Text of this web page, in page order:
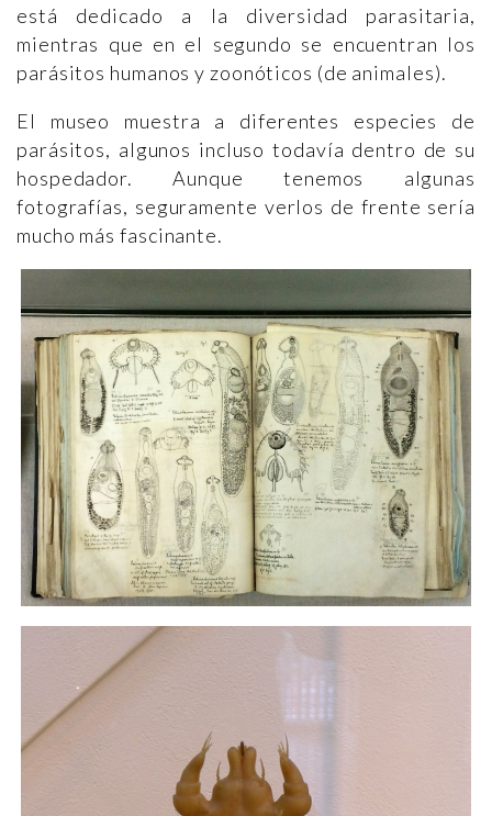
está dedicado a la diversidad parasitaria,
mientras que en el segundo se encuentran los
parásitos humanos y zoonóticos (de animales).
El museo muestra a diferentes especies de
parásitos, algunos incluso todavía dentro de su
hospedador. Aunque tenemos algunas
fotografías, seguramente verlos de frente sería
mucho más fascinante.